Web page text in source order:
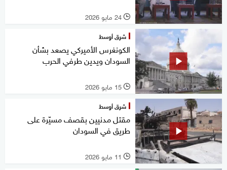
l 24 مايو 2026
شرق أوسط
الكونغرس الأميركي يصعد بشأن
السودان ويدين طرفي الحرب
l 15 مايو 2026
شرق أوسط
مقتل مدنيين بقصف مسيّرة على
طريق في السودان
l 11 مايو 2026